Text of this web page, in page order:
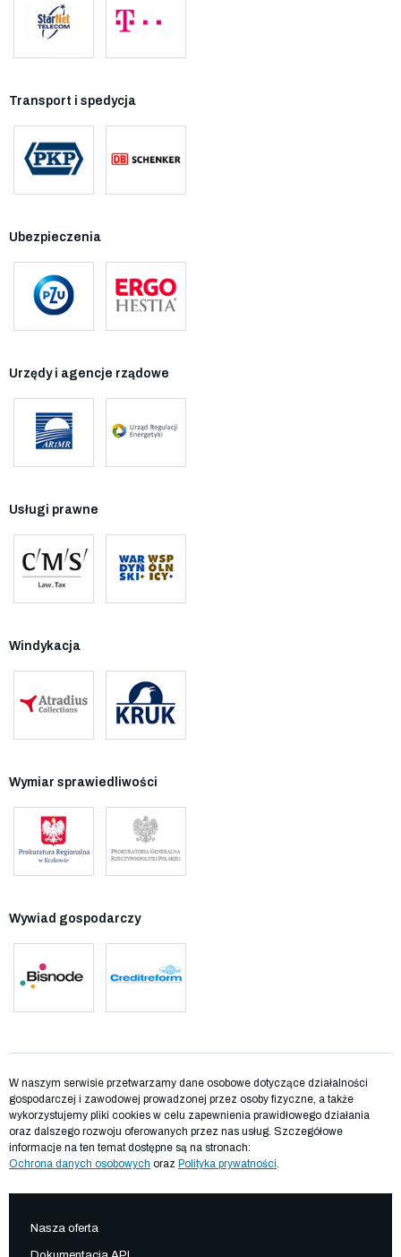
Transport i spedycja
Ubezpieczenia
Urzędy i agencje rządowe
Usługi prawne
Windykacja
Wymiar sprawiedliwości
Wywiad gospodarczy
W naszym serwisie przetwarzamy dane osobowe dotyczące działalności
gospodarczej i zawodowej prowadzonej przez osoby fizyczne, a także
wykorzystujemy pliki cookies w celu zapewnienia prawidłowego działania
oraz dalszego rozwoju oferowanych przez nas usług. Szczegółowe
informacje na ten temat dostępne są na stronach:
Ochrona danych osobowych oraz Polityka prywatności.
Nasza oferta